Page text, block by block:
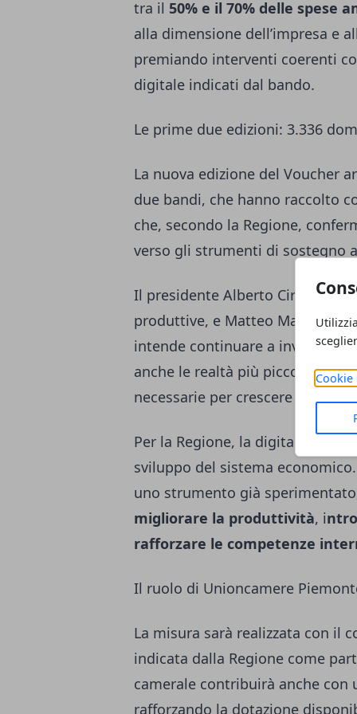
Cookie
tra il 50% e il 70% delle spese
alla dimensione dell’impresa e
premiando interventi coerenti
digitale indicati dal bando.
Le prime due edizioni: 3.336
La nuova edizione del Voucher
due bandi, che hanno raccolto
che, secondo la Regione,
verso gli strumenti di sostegno
Il presidente Alberto Cirio e gli
produttive, e Matteo Marnati,
intende continuare a investire
anche le realtà più piccole nelle
necessarie per crescere e
Per la Regione, la
sviluppo del sistema
uno strumento già
migliorare la produttività, i
rafforzare le competenze
Il ruolo di Unioncamere
La misura sarà realizzata con il
indicata dalla Regione come
camerale contribuirà anche
rafforzando la dotazione